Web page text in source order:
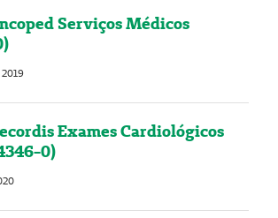
Serviços Médicos
2019
Exames Cardiológicos
0)